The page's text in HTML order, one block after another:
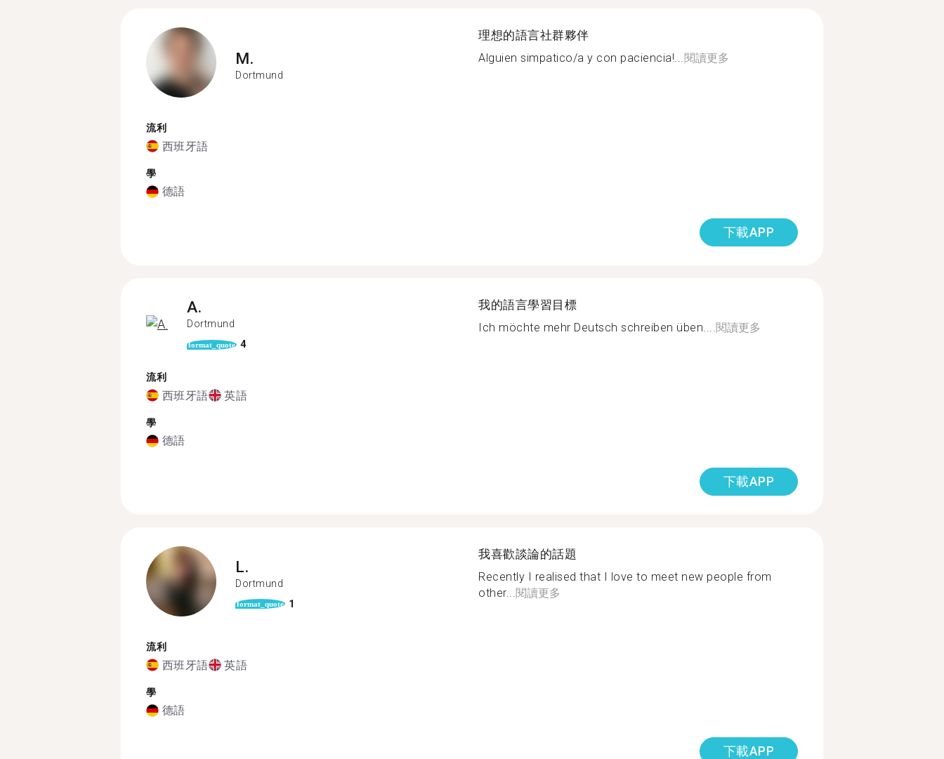
M.
Dortmund
流利
西班牙語
學
德語
理想的語言社群夥伴
Alguien simpatico/a y con paciencia!...閱讀更多
下載APP
A.
Dortmund
format_quote 4
流利
西班牙語 英語
學
德語
我的語言學習目標
Ich möchte mehr Deutsch schreiben üben....閱讀更多
下載APP
L.
Dortmund
format_quote 1
流利
西班牙語 英語
學
德語
我喜歡談論的話題
Recently I realised that I love to meet new people from
other...閱讀更多
下載APP